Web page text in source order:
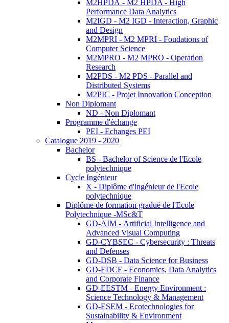
M2HPDA - M2 HPDA - High
Performance Data Analytics
M2IGD - M2 IGD - Interaction, Graphic
and Design
M2MPRI - M2 MPRI - Foudations of
Computer Science
M2MPRO - M2 MPRO - Operation
Research
M2PDS - M2 PDS - Parallel and
Distributed Systems
M2PIC - Projet Innovation Conception
Non Diplomant
ND - Non Diplomant
Programme d'échange
PEI - Echanges PEI
Catalogue 2019 - 2020
Bachelor
BS - Bachelor of Science de l'Ecole
polytechnique
Cycle Ingénieur
X - Diplôme d'ingénieur de l'Ecole
polytechnique
Diplôme de formation gradué de l'Ecole
Polytechnique -MSc&T
GD-AIM - Artificial Intelligence and
Advanced Visual Computing
GD-CYBSEC - Cybersecurity : Threats
and Defenses
GD-DSB - Data Science for Business
GD-EDCF - Economics, Data Analytics
and Corporate Finance
GD-EESTM - Energy Environment :
Science Technology & Management
GD-ESEM - Ecotechnologies for
Sustainability & Environment